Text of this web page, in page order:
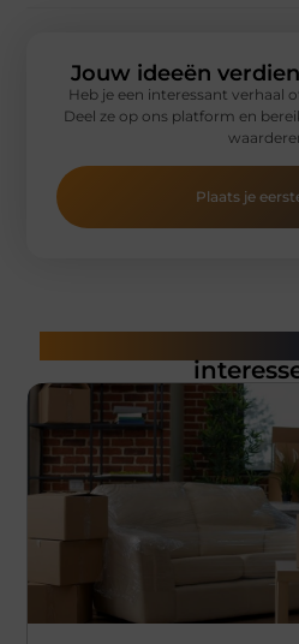
Jouw ideeën
Heb je een interessant verhaal
Deel ze op ons platform en
Plaats je